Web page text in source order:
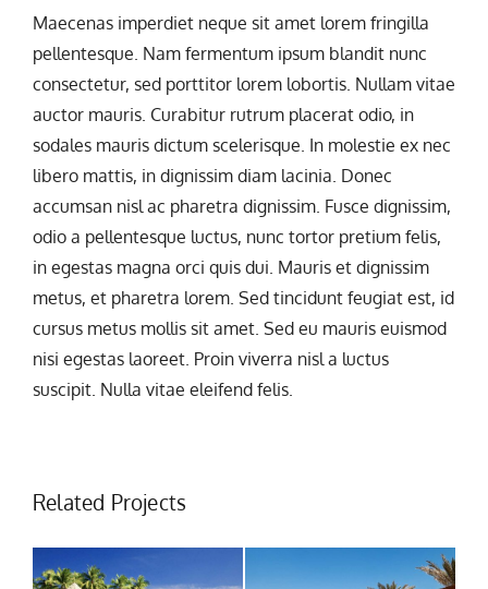
Maecenas imperdiet neque sit amet lorem fringilla
pellentesque. Nam fermentum ipsum blandit nunc
consectetur, sed porttitor lorem lobortis. Nullam vitae
auctor mauris. Curabitur rutrum placerat odio, in
sodales mauris dictum scelerisque. In molestie ex nec
libero mattis, in dignissim diam lacinia. Donec
accumsan nisl ac pharetra dignissim. Fusce dignissim,
odio a pellentesque luctus, nunc tortor pretium felis,
in egestas magna orci quis dui. Mauris et dignissim
metus, et pharetra lorem. Sed tincidunt feugiat est, id
cursus metus mollis sit amet. Sed eu mauris euismod
nisi egestas laoreet. Proin viverra nisl a luctus
suscipit. Nulla vitae eleifend felis.
Related Projects